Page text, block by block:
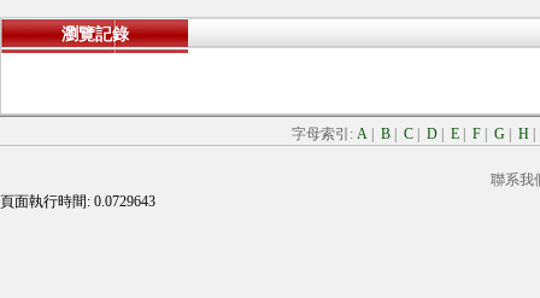
瀏覽記錄
字母索引: A B C D E F G H
聯系我
頁面執行時間: 0.0729643